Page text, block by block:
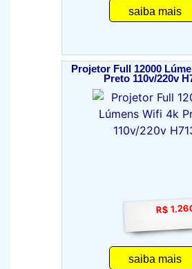
saiba mais
Projetor Full 12000
Preto 110v/220v
R$
saiba mais